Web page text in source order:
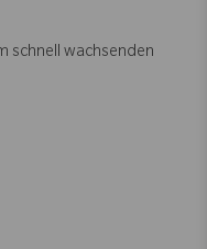
schnell wachsenden